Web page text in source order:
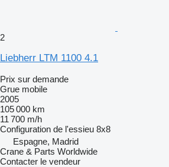
2
Liebherr LTM 1100 4.1
Prix sur demande
Grue mobile
2005
105 000 km
11 700 m/h
Configuration de l'essieu 8x8
Espagne, Madrid
Crane & Parts Worldwide
Contacter le vendeur